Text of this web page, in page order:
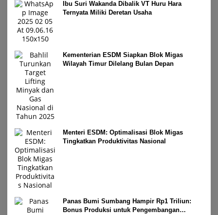
Ibu Suri Wakanda Dibalik VT Huru Hara
Ternyata Miliki Deretan Usaha
Kementerian ESDM Siapkan Blok Migas
Wilayah Timur Dilelang Bulan Depan
Menteri ESDM: Optimalisasi Blok Migas
Tingkatkan Produktivitas Nasional
Panas Bumi Sumbang Hampir Rp1 Triliun:
Bonus Produksi untuk Pengembangan